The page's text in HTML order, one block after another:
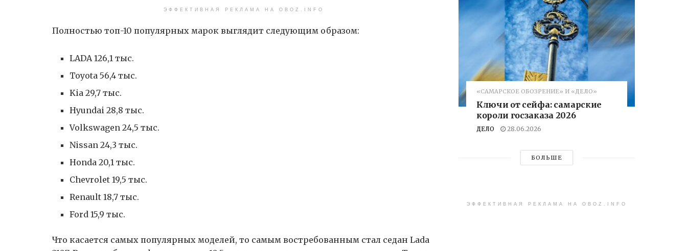
ЭФФЕКТИВНАЯ РЕКЛАМА НА OBOZ.INFO
Полностью топ-10 популярных марок выглядит следующим образом:
LADA 126,1 тыс.
Toyota 56,4 тыс.
Kia 29,7 тыс.
Hyundai 28,8 тыс.
Volkswagen 24,5 тыс.
Nissan 24,3 тыс.
Honda 20,1 тыс.
Chevrolet 19,5 тыс.
Renault 18,7 тыс.
Ford 15,9 тыс.
Что касается самых популярных моделей, то самым востребованным стал седан Lada
«САМАРСКОЕ ОБОЗРЕНИЕ» И «ДЕЛО»
Ключи от сейфа: самарские
короли госзаказа 2026
ДЕЛО 28.06.2026
БОЛЬШЕ
ЭФФЕКТИВНАЯ РЕКЛАМА НА OBOZ.INFO